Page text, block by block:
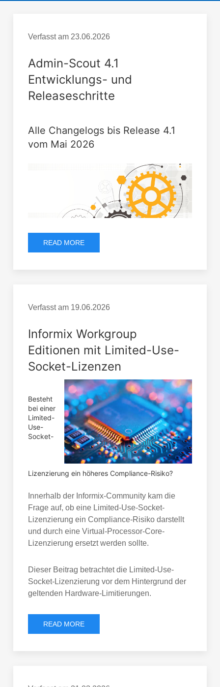
Verfasst am 23.06.2026
Admin-Scout 4.1
Entwicklungs- und
Releaseschritte
Alle Changelogs bis Release 4.1
vom Mai 2026
READ MORE
Verfasst am 19.06.2026
Informix Workgroup
Editionen mit Limited-Use-
Socket-Lizenzen
Besteht
bei einer
Limited-
Use-
Socket-
Lizenzierung ein höheres Compliance-Risiko?
Innerhalb der Informix-Community kam die
Frage auf, ob eine Limited-Use-Socket-
Lizenzierung ein Compliance-Risiko darstellt
und durch eine Virtual-Processor-Core-
Lizenzierung ersetzt werden sollte.
Dieser Beitrag betrachtet die Limited-Use-
Socket-Lizenzierung vor dem Hintergrund der
geltenden Hardware-Limitierungen.
READ MORE